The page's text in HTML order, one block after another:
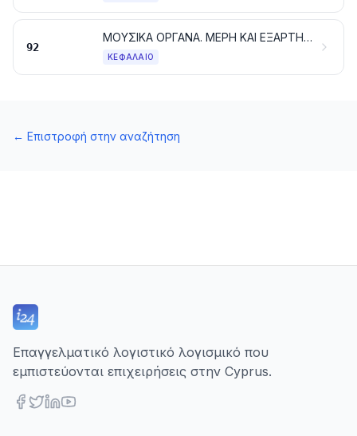
92
ΜΟΥΣΙΚΑ ΟΡΓΑΝΑ. ΜΕΡΗ ΚΑΙ ΕΞΑΡΤΗΜΑΤΑ ΤΩΝ ΟΡΓΑΝΩΝ ΑΥΤΩΝ
ΚΕΦΆΛΑΙΟ
← Επιστροφή στην αναζήτηση
Επαγγελματικό λογιστικό λογισμικό που
εμπιστεύονται επιχειρήσεις στην Cyprus.